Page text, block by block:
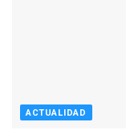
ACTUALIDAD